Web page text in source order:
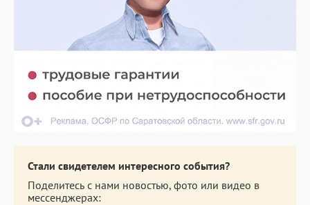
Стали свидетелем интересного события?
Поделитесь с нами новостью, фото или видео в
мессенджерах: